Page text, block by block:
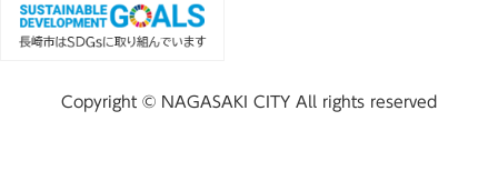
Copyright © NAGASAKI CITY All rights reserved